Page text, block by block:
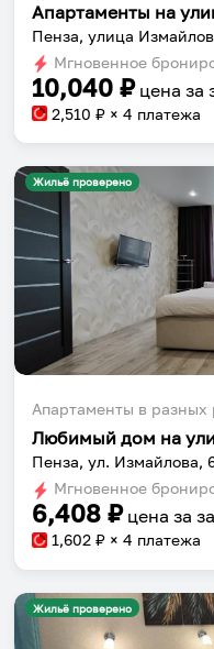
Апартаменты на
Пенза, улица
Мгновенное
10,040 ₽ цена за
2,510 ₽ × 4 платежа
Жильё проверено
Апартаменты в разных
Любимый дом на
Пенза, ул. Измайлова,
Мгновенное
6,408 ₽ цена за
1,602 ₽ × 4 платежа
Жильё проверено